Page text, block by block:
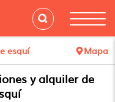
esquí Mapa
y alquiler de